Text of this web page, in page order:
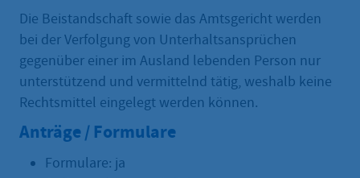
Die Beistandschaft sowie das Amtsgericht werden
bei der Verfolgung von Unterhaltsansprüchen
gegenüber einer im Ausland lebenden Person nur
unterstützend und vermittelnd tätig, weshalb keine
Rechtsmittel eingelegt werden können.
Anträge / Formulare
Formulare: ja